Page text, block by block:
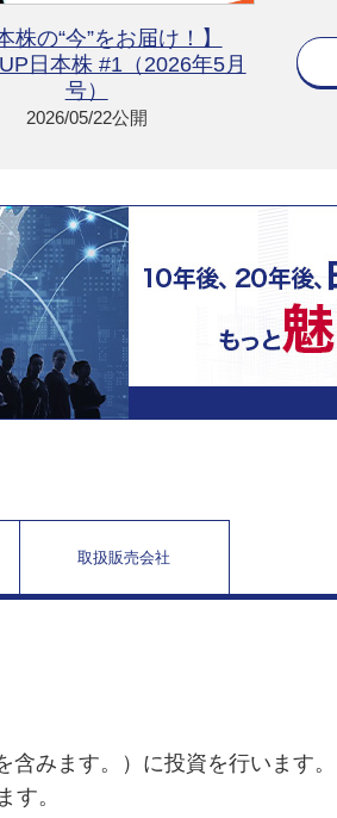
株の“今”をお届け！】
日本株 #1（2026年5月
号）
2026/05/22公開
取扱販売会社
みます。）に投資を行います。
す。